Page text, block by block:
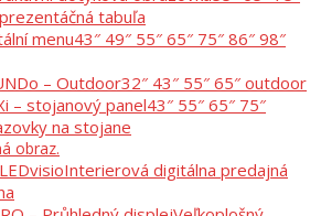
tabuľa
menu43″ 49″ 55″ 65″ 75″ 86″ 98″
– Outdoor32″ 43″ 55″ 65″ outdoor
– stojanový panel43″ 55″ 65″ 75″
na stojane
obraz.
Interierová digitálna predajná